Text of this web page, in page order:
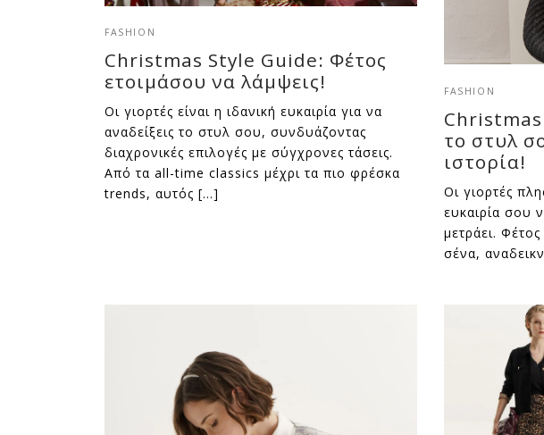
FASHION
Christmas Style Guide: Φέτος
ετοιμάσου να λάμψεις!
Οι γιορτές είναι η ιδανική ευκαιρία για να
αναδείξεις το στυλ σου, συνδυάζοντας
διαχρονικές επιλογές με σύγχρονες τάσεις.
Από τα all-time classics μέχρι τα πιο φρέσκα
trends, αυτός […]
FASHION
το στυλ
ιστορία!
Οι γιορτές
ευκαιρία σου
μετράει.
σένα,